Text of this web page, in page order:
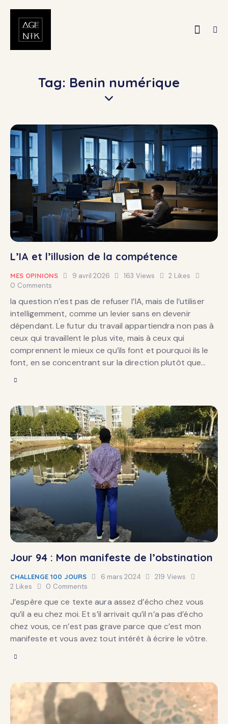
Tag: Benin numérique
L’IA et l’illusion de la compétence
MES OPINIONS 9 avril 2026 163 Views 2 Likes
0 Comments
la question n’est pas de refuser l’IA, mais de l’utiliser
intelligemment, comme un levier sans en devenir
dépendant. Le futur du travail appartiendra non pas à
ceux qui travaillent le plus vite, mais à ceux qui
comprennent le mieux ce qu’ils font et pourquoi ils le
font, en se concentrant sur la direction plutôt que…
Jour 94 : Mon manifeste de l’obstination
CHALLENGE 100 JOURS 6 mars 2024 219 Views
2 Likes 0 Comments
J’espère que ce texte aura assez d’écho chez vous
qu’il a eu chez moi. Et s’il arrivait qu’il n’a pas d’écho
chez vous, ce n’est pas grave parce que c’est mon
manifeste et vous avez tout intérêt à écrire le vôtre.